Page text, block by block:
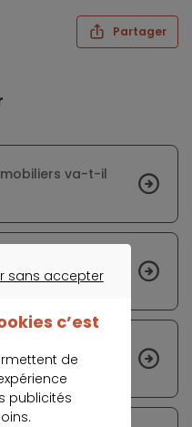
Partager
va-t-il
restent très
concernant le
sans accepter
c’est
de
publicités